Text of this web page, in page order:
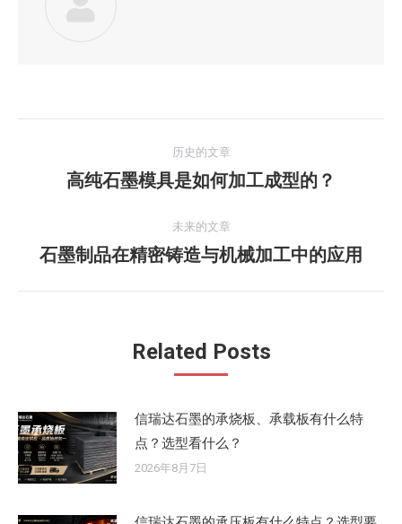
航
历史的文章
历
的
文
高纯石墨模具是如何加工成型的？
未来的文章
未
章：
石墨制品在精密铸造与机械加工中的应用
Related Posts
信瑞达石墨的承烧板、承载板有什么特
点？选型看什么？
2026年8月7日